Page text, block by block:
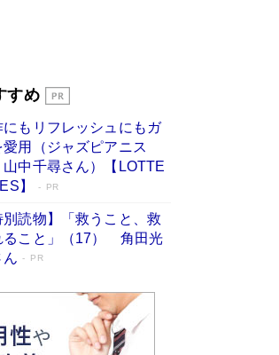
族に教わった“人を育てるコ
郎の人気シリーズ最新作どち
れた直木賞受賞作もランク
ラー］
Book Bang
すめ
にもリフレッシュにもガ
愛用（ジャズピアニス
中千尋さん）【LOTTE
】
PR
別読物】「救うこと、救
ること」（17） 角田光
ん
PR